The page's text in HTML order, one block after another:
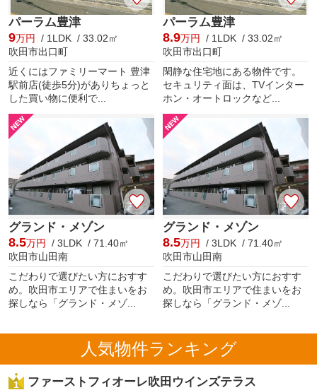
パーラム豊津
9万円
/ 1LDK / 33.02㎡
吹田市出口町
近くにはファミリーマート 豊津
駅前店(徒歩5分)がありちょっと
した買い物に便利で...
パーラム豊津
8.9万円
/ 1LDK / 33.02㎡
吹田市出口町
閑静な住宅地にある物件です。
セキュリティ面は、TVインター
ホン・オートロックなど...
グランド・メゾン
8.5万円 / 3LDK / 71.40㎡
吹田市山田南
こだわりで選びたい方におすす
め。吹田市エリアで住まいをお
探しなら「グランド・メゾ...
グランド・メゾン
8.5万円 / 3LDK / 71.40㎡
吹田市山田南
こだわりで選びたい方におすす
め。吹田市エリアで住まいをお
探しなら「グランド・メゾ...
人気物件ランキング
ファーストフィオーレ吹田ウインズテラス